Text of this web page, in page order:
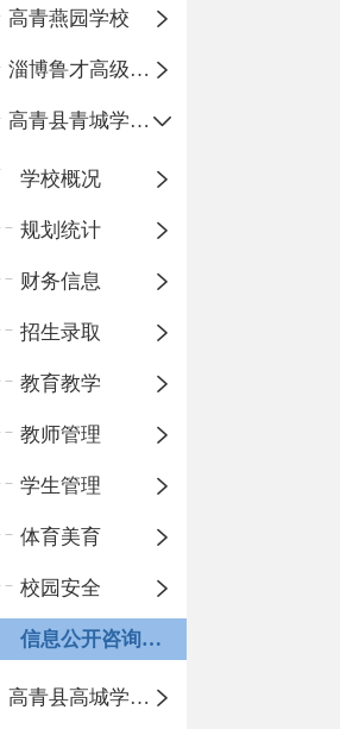
高青燕园学校
淄博鲁才高级中学
高青县青城学区中心小学
学校概况
规划统计
财务信息
招生录取
教育教学
教师管理
学生管理
体育美育
校园安全
信息公开咨询指南
高青县高城学区中心小学